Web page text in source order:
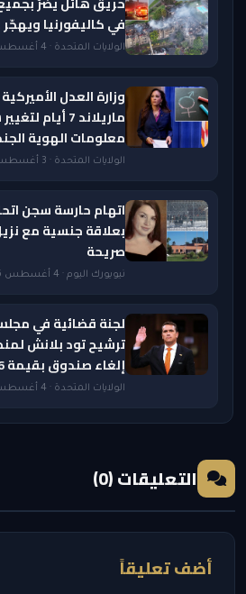
في كاليفورنيا
الولايات المتحدة · 4 أغسطس 2026 — 12:20 AM
وزارة العدل
ماريلاند 7
معلومات الهوية
الولايات المتحدة · 3 أغسطس 2026 — 11:05 PM
اتهام حارسة سجن
بعلاقة جنسية مع
صريحة
نيويورك اليوم · 4 أغسطس 2026 — 8:20 AM
لجنة قضائية في
ترشيح تود بلانش
إلغاء صندوق بقيمة 1.776 مليار دولار
الولايات المتحدة · 4 أغسطس 2026 — 11:20 AM
التعليقات (0)
أضف تعليقاً